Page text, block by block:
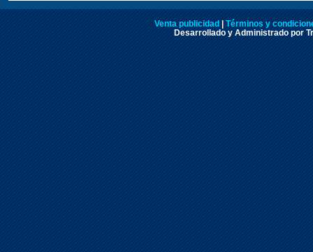
Venta publicidad
Términos y
Desarrollado y Administrado por